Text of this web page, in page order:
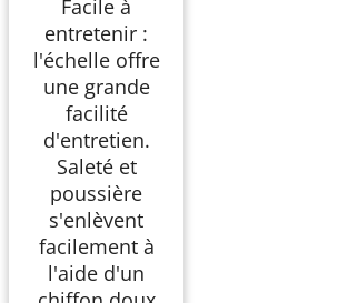
Facile à
entretenir :
l'échelle offre
une grande
facilité
d'entretien.
Saleté et
poussière
s'enlèvent
facilement à
l'aide d'un